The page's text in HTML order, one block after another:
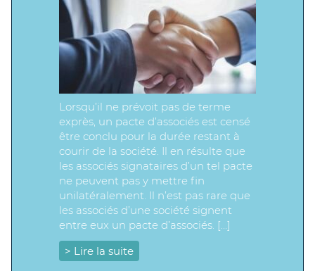
Lorsqu’il ne prévoit pas de terme
exprès, un pacte d’associés est censé
être conclu pour la durée restant à
courir de la société. Il en résulte que
les associés signataires d’un tel pacte
ne peuvent pas y mettre fin
unilatéralement. Il n’est pas rare que
les associés d’une société signent
entre eux un pacte d’associés. […]
> Lire la suite